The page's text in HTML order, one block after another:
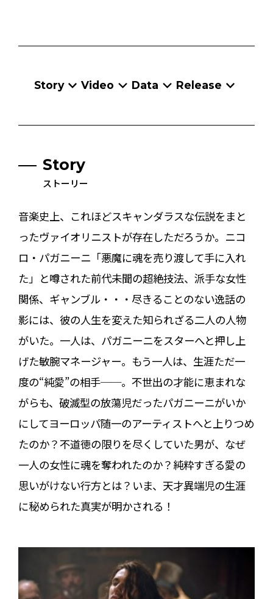
Story Video Data Release
Story
ストーリー
音楽史上、これほどスキャンダラスな伝説をまと
ったヴァイオリニストが存在しただろうか。ニコ
ロ・パガニーニ――「悪魔に魂を売り渡して手に入れ
た」と噂された前代未聞の超絶技法、派手な女性
関係、ギャンブル・・・尽きることのない逸話の
影には、彼の人生を変えた知られざる二人の人物
がいた。一人は、パガニーニをスターへと押し上
げた敏腕マネージャー。もう一人は、生涯ただ一
度の“純愛”の相手──。不世出の才能に恵まれな
がらも、破滅型の放蕩児だったパガニーニがいか
にしてヨーロッパ随一のアーティストへと上りつめ
たのか？不道徳の限りを尽くしていた男が、なぜ
一人の女性に魂を奪われたのか？純粋すぎる愛の
思いがけない行方とは？いま、天才異端児の生涯
に秘められた真実が明かされる！